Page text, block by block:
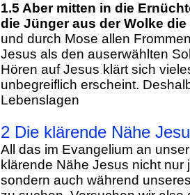
1.5 Aber mitten in die
die Jünger aus der Wolke
und durch Mose allen
Jesus als den auserwählten
Hören auf Jesus klärt sich
unbegreiflich erscheint.
Lebenslagen
2 Die klärende Nähe
All das im Evangelium an
klärende Nähe Jesus nicht
sondern auch während